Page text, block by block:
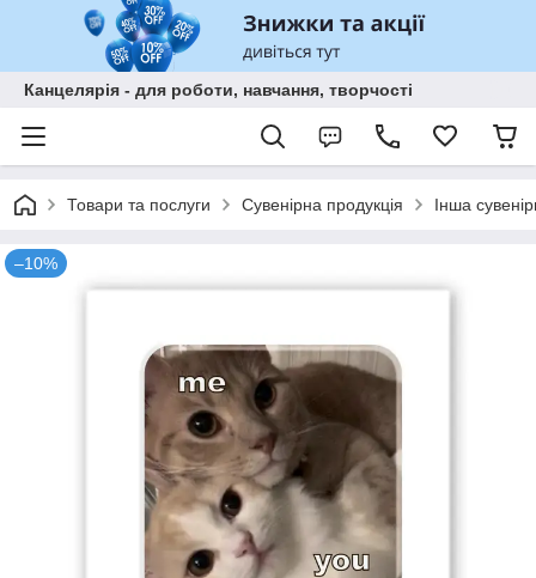
Канцелярія - для роботи, навчання, творчості
Товари та послуги Сувенірна продукція Інша
–10%